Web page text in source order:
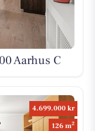
Aarhus C
4.699.000 kr
126 m2